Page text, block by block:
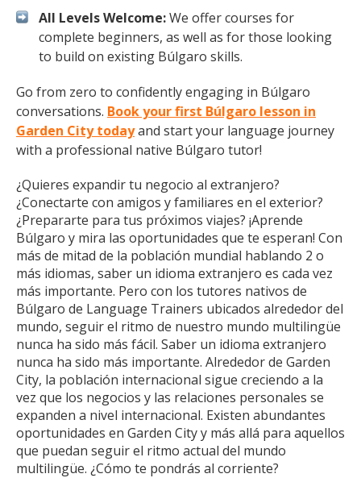
All Levels Welcome:We offer courses for
complete beginners, as well as for those looking
to build on existing Búlgaro skills.
Go from zero to confidently engaging in Búlgaro
conversations. Book your first Búlgaro lesson in
Garden City todayand start your language journey
with a professional native Búlgaro tutor!
¿Quieres expandir tu negocio al extranjero?
¿Conectarte con amigos y familiares en el exterior?
¿Prepararte para tus próximos viajes? ¡Aprende
Búlgaro y mira las oportunidades que te esperan! Con
más de mitad de la población mundial hablando 2 o
más idiomas, saber un idioma extranjero es cada vez
más importante. Pero con los tutores nativos de
Búlgaro de Language Trainers ubicados alrededor del
mundo, seguir el ritmo de nuestro mundo multilingüe
nunca ha sido más fácil. Saber un idioma extranjero
nunca ha sido más importante. Alrededor de Garden
City, la población internacional sigue creciendo a la
vez que los negocios y las relaciones personales se
expanden a nivel internacional. Existen abundantes
oportunidades en Garden City y más allá para aquellos
que puedan seguir el ritmo actual del mundo
multilingüe. ¿Cómo te pondrás al corriente?